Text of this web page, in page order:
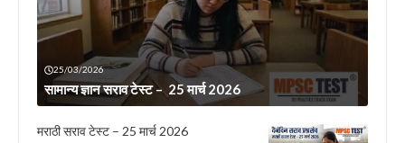
25/03/2026
सामान्य ज्ञान सराव टेस्ट – 25 मार्च 2026
मराठी सराव टेस्ट – 25 मार्च 2026